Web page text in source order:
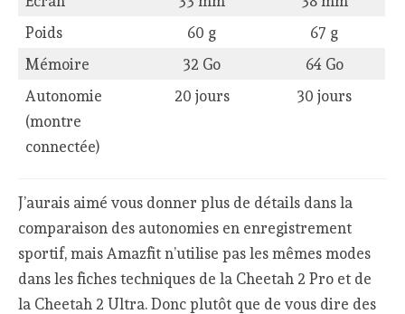
Poids
60 g
67 g
Mémoire
32 Go
64 Go
Autonomie
(montre
connectée)
20 jours 30 jours
J’aurais aimé vous donner plus de détails dans la
comparaison des autonomies en enregistrement
sportif, mais Amazfit n’utilise pas les mêmes modes
dans les fiches techniques de la Cheetah 2 Pro et de
la Cheetah 2 Ultra. Donc plutôt que de vous dire des